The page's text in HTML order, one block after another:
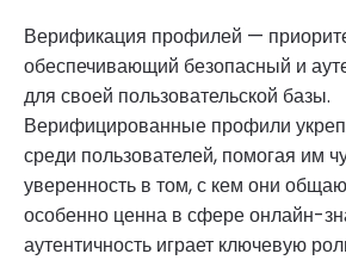
Верификация профилей —
обеспечивающий безопасный и
для своей пользовательской базы.
Верифицированные профили
среди пользователей, помогая им
уверенность в том, с кем они
особенно ценна в сфере онлайн-
аутентичность играет ключевую